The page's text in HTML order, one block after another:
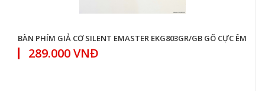
BÀN PHÍM GIẢ CƠ SILENT EMASTER EKG803GR/GB GÕ CỰC ÊM
289.000 VNĐ